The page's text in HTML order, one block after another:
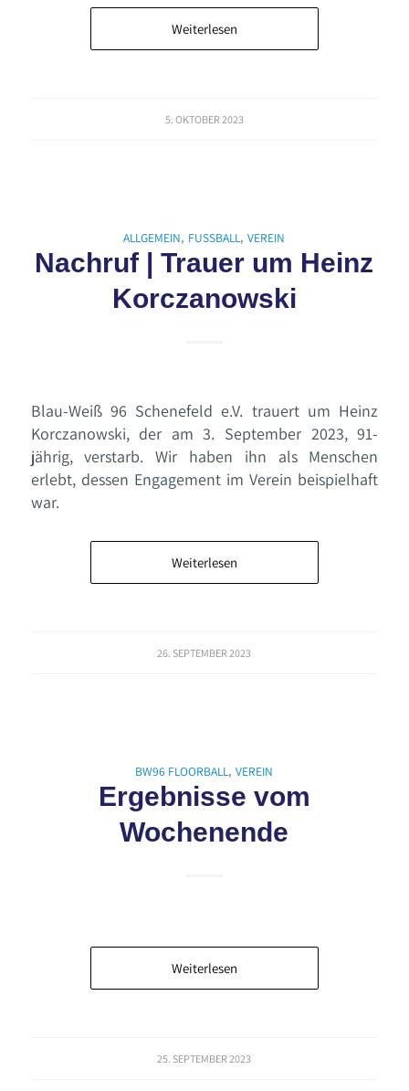
Weiterlesen
5. OKTOBER 2023
ALLGEMEIN, FUSSBALL ,VEREIN
Nachruf | Trauer um Heinz
Korczanowski
Blau-Weiß 96 Schenefeld e.V. trauert um Heinz
Korczanowski, der am 3. September 2023, 91-
jährig, verstarb. Wir haben ihn als Menschen
erlebt, dessen Engagement im Verein beispielhaft
war.
Weiterlesen
26. SEPTEMBER 2023
BW96 FLOORBALL,VEREIN
Ergebnisse vom
Wochenende
Weiterlesen
25. SEPTEMBER 2023